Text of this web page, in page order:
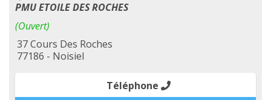
PMU ETOILE DES ROCHES
(Ouvert)
37 Cours Des Roches
77186 - Noisiel
Téléphone